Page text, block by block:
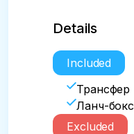
Details
Included
Трансфер
Ланч-бокс
Excluded